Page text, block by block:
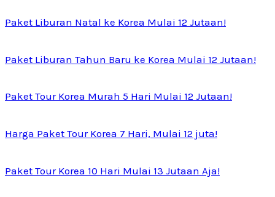
Paket Liburan Natal ke Korea Mulai 12 Jutaan!
Paket Liburan Tahun Baru ke Korea Mulai 12 Jutaan!
Paket Tour Korea Murah 5 Hari Mulai 12 Jutaan!
Harga Paket Tour Korea 7 Hari, Mulai 12 juta!
Paket Tour Korea 10 Hari Mulai 13 Jutaan Aja!